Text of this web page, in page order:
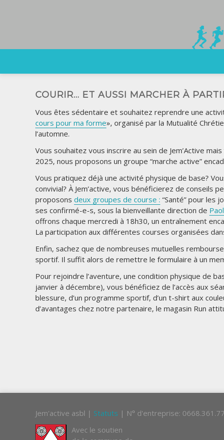
COURIR… ET AUSSI MARCHER À
Vous êtes sédentaire et souhaitez reprendre une
cours pour ma forme», organisé par la Mutualité
l’automne.
Vous souhaitez vous inscrire au sein de Jem’Active
2025, nous proposons un groupe “marche active”
Vous pratiquez déjà une activité physique de base?
convivial? À Jem’active, vous bénéficierez de conseils
proposons deux groupes de course : “Santé” pour les
ses confirmé-e-s, sous la bienveillante direction de
offrons chaque mercredi à 18h30, un entraînement
La participation aux différentes courses organisées
Enfin, sachez que de nombreuses mutuelles
sportif. Il suffit alors de remettre le formulaire à un
Pour rejoindre l’aventure, une condition physique de
janvier à décembre), vous bénéficiez de l’accès aux
blessure, d’un programme sportif, d’un t-shirt aux
d’avantages chez notre partenaire, le magasin Run
Jem'active asbl | Statuts | N° d'entreprise:
Avec le soutien